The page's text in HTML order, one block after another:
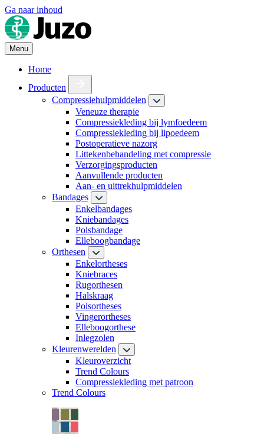
Ga naar inhoud
Menu
Home
Producten
Compressiehulpmiddelen
Veneuze therapie
Compressiekleding bij lymfoedeem
Compressiekleding bij lipoedeem
Postoperatieve nazorg
Littekenbehandeling met compressie
Verzorgingsproducten
Aanvullende producten
Aan- en uittrekhulpmiddelen
Bandages
Enkelbandages
Kniebandages
Polsbandage
Elleboogbandage
Orthesen
Enkelortheses
Kniebraces
Rugorthesen
Halskraag
Polsortheses
Vingerortheses
Elleboogorthese
Inlegzolen
Kleurenwerelden
Kleuroverzicht
Trend Colours
Compressiekleding met patroon
Trend Colours